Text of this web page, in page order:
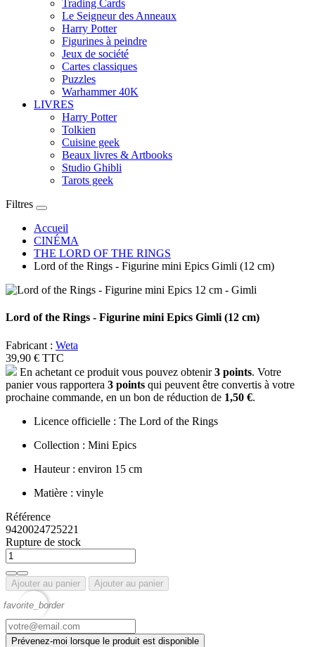
Trading Cards
Le Seigneur des Anneaux
Harry Potter
Figurines à peindre
Jeux de société
Cartes classiques
Puzzles
Warhammer 40K
LIVRES
Harry Potter
Tolkien
Cuisine geek
Beaux livres & Artbooks
Studio Ghibli
Tarots geek
Filtres
Accueil
CINÉMA
THE LORD OF THE RINGS
Lord of the Rings - Figurine mini Epics Gimli (12 cm)
Lord of the Rings - Figurine mini Epics Gimli (12 cm)
Fabricant : Weta
39,90 € TTC
En achetant ce produit vous pouvez obtenir3 points. Votre
panier vous rapportera 3 points qui peuvent être convertis à votre
prochaine commande, en un bon de réduction de 1,50 €.
Licence officielle : The Lord of the Rings
Collection : Mini Epics
Hauteur : environ 15 cm
Matière : vinyle
Référence
9420024725221
Rupture de stock
Ajouter au panier Ajouter au panier
favorite_border
Prévenez-moi lorsque le produit est disponible